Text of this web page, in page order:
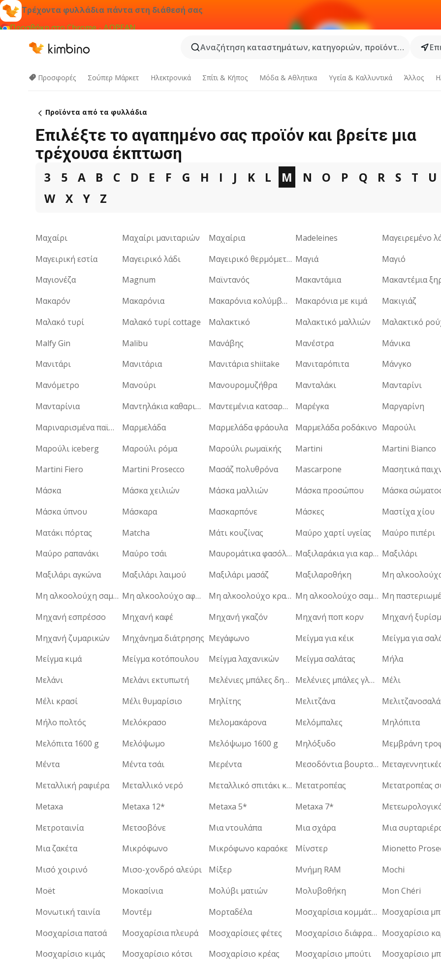
Τρέχοντα φυλλάδια πάντα στη διάθεσή σας
Προσθήκη στο Chrome - ΔΩΡΕΑΝ
Αναζήτηση καταστημάτων, κατηγοριών, προϊόντων...
Προσφορές Σούπερ Μάρκετ Hλεκτρονικά Σπίτι & Κήπος Μόδα & Aθλητικα Υγεία & Καλλυντικά Άλλος
Προϊόντα από τα φυλλάδια
Επιλέξτε το αγαπημένο σας προϊόν και βρείτε μια
τρέχουσα έκπτωση
3 5 A B C D E F G H I J K L M N O P Q R S T U
W
X Y Z
Μαχαίρι Μαχαίρι μανιταριών Μαχαίρια Madeleines
Μαγειρεμένο
Μαγειρική εστία
Μαγειρικό λάδι Μαγειρικό θερμόμετρο Μαγιά
Μαγιό
Μαγιονέζα
Magnum Μαϊντανός Μακαντάμια
Μακαρόν
Μακαρόνια Μακαρόνια κολύμβησης Μακαρόνια με κιμά
Μακιγιάζ
Μαλακό τυρί
Μαλακό τυρί cottage Μαλακτικό Μαλακτικό μαλλιών
Μαλακτικό
Malfy Gin
Malibu Μανάβης Μανέστρα
Μάνικα
Μανιτάρι
Μανιτάρια Μανιτάρια shiitake Μανιταρόπιτα
Μάνγκο
Μανόμετρο
Μανούρι Μανουρομυζήθρα Μανταλάκι
Μανταρίνι
Μανταρίνια
Μαντηλάκια καθαρισμού Μαντεμένια κατσαρόλα Μαρέγκα
Μαργαρίνη
Μαριναρισμένα παϊδάκια
Μαρμελάδα Μαρμελάδα φράουλα Μαρμελάδα ροδάκινο Μαρούλι
Μαρούλι iceberg
Μαρούλι ρόμα Μαρούλι ρωμαϊκής Martini
Martini Bianco
Martini Fiero
Martini Prosecco Μασάζ πολυθρόνα Mascarpone
Μάσκα
Μάσκα χειλιών Μάσκα μαλλιών Μάσκα προσώπου
Μάσκα
Μάσκα ύπνου
Μάσκαρα Μασκαρπόνε Μάσκες
Μαστίχα χίου
Ματάκι πόρτας
Matcha Μάτι κουζίνας Μαύρο χαρτί υγείας
Μαύρο πιπέρι
Μαύρο ραπανάκι
Μαύρο τσάι Μαυρομάτικα φασόλια Μαξιλαράκια για καρέκλες Μαξιλάρι
Μαξιλάρι αγκώνα
Μαξιλάρι λαιμού Μαξιλάρι μασάζ Μαξιλαροθήκη
Μη αλκοολούχη σαμπάνια
Μη αλκοολούχο αφρώδες κρασί Μη αλκοολούχο κρασί Μη αλκοολούχο σαμπάνια
Μηχανή εσπρέσσο
Μηχανή καφέ Μηχανή γκαζόν Μηχανή ποπ κορν
Μηχανή
Μηχανή ζυμαρικών
Μηχάνημα διάτρησης Μεγάφωνο Μείγμα για κέικ
Μείγμα για
Μείγμα κιμά
Μείγμα κοτόπουλου Μείγμα λαχανικών Μείγμα σαλάτας
Μήλα
Μελάνι
Μελάνι εκτυπωτή Μελένιες μπάλες δημητριακών Μελένιες μπάλες γλυκού
Μέλι
Μέλι κρασί
Μέλι θυμαρίσιο Μηλίτης Μελιτζάνα
Μήλο πολτός
Μελόκρασο Μελομακάρονα Μελόμπαλες
Μηλόπιτα
Μελόπιτα 1600 g
Μελόψωμο Μελόψωμο 1600 g Μηλόξυδο
Μεμβράνη
Μέντα
Μέντα τσάι Μερέντα Μεσοδόντια βουρτσάκια
Μεταλλική ραφιέρα
Μεταλλικό νερό Μεταλλικό σπιτάκι κήπου Μετατροπέας
Metaxa
Metaxa 12* Metaxa 5* Metaxa 7*
Μετροταινία
Μετσοβόνε Μια ντουλάπα Μια σχάρα
Μια
Μια ζακέτα
Μικρόφωνο Μικρόφωνο καραόκε Μίνστερ
Mionetto
Μισό χοιρινό
Μισο-χονδρό αλεύρι Μίξερ Μνήμη RAM
Mochi
Moët
Μοκασίνια Μολύβι ματιών Μολυβοθήκη
Mon Chéri
Μονωτική ταινία
Μοντέμ Μορταδέλα Μοσχαρίσια κομμάτια
Μοσχαρίσια πατσά
Μοσχαρίσια πλευρά Μοσχαρίσιες φέτες Μοσχαρίσιο διάφραγμα
Μοσχαρίσιο κιμάς
Μοσχαρίσιο κότσι Μοσχαρίσιο κρέας Μοσχαρίσιο μπούτι